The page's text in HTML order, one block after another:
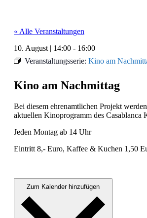
« Alle Veranstaltungen
10. August | 14:00 - 16:00
Veranstaltungsserie: Kino am
Kino am Nachmittag
Bei diesem ehre­namtlichen Pro­jekt
aktuellen Kino­pro­gramm des Casablan­ca
Jeden Mon­tag ab 14 Uhr
Ein­tritt 8,- Euro, Kaf­fee & Kuchen 1,50